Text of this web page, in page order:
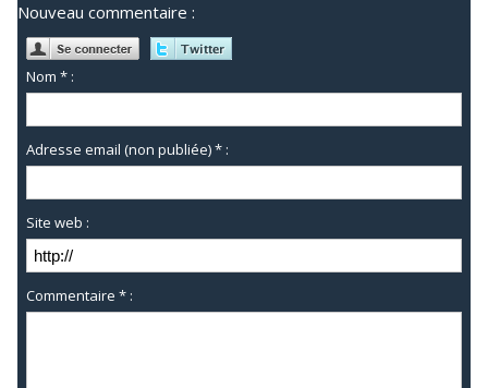
Nouveau commentaire :
Nom * :
Adresse email (non publiée) * :
Site web :
Commentaire * :